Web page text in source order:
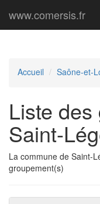
www.comersis.fr
Accueil Saône-et-
Liste
Saint-
La commune de Saint-
groupement(s)